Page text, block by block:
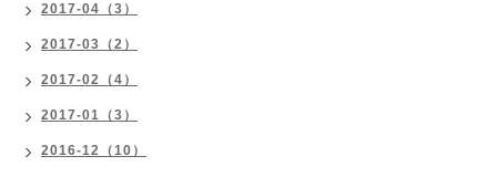
2017-04（3）
2017-03（2）
2017-02（4）
2017-01（3）
2016-12（10）